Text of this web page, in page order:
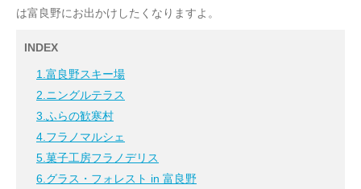
は富良野にお出かけしたくなりますよ。
INDEX
1.富良野スキー場
2.ニングルテラス
3.ふらの歓寒村
4.フラノマルシェ
5.菓子工房フラノデリス
6.グラス・フォレスト in 富良野